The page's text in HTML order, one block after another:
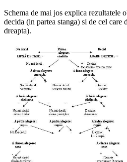
Schema de mai jos explica rezultatele
decida (in partea stanga) si de cel care
dreapta).